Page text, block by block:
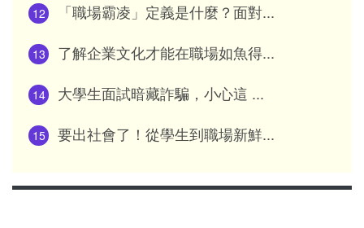
12 「職場霸凌」定義是什麼？面對...
13 了解企業文化才能在職場如魚得...
14 大學生面試暗藏詐騙，小心這 ...
15 要出社會了！從學生到職場新鮮...